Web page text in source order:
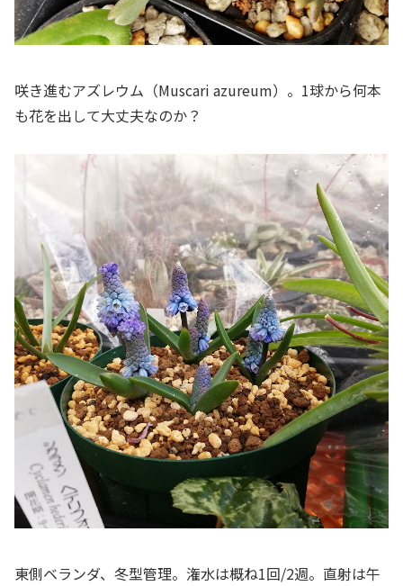
咲き進むアズレウム（Muscari azureum）。1球から何本
も花を出して大丈夫なのか？
東側ベランダ、冬型管理。潅水は概ね1回/2週。直射は午